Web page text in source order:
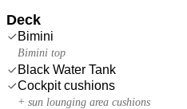
Deck
Bimini
Bimini top
Black Water Tank
Cockpit cushions
+ sun lounging area cushions